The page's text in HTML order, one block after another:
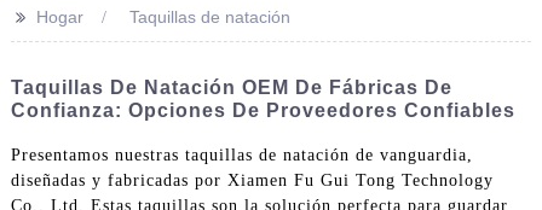
>> Hogar Taquillas de natación
Taquillas De Natación OEM De Fábricas De
Confianza: Opciones De Proveedores Confiables
Presentamos nuestras taquillas de natación de vanguardia,
diseñadas y fabricadas por Xiamen Fu Gui Tong Technology
Co., Ltd. Estas taquillas son la solución perfecta para guardar